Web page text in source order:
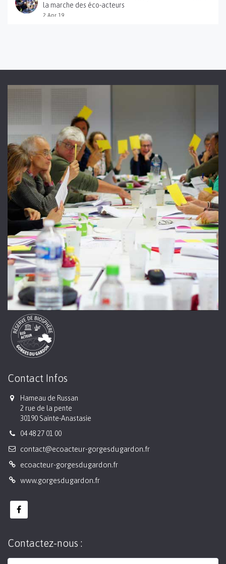
la marche des éco-acteurs
2 Apr 19
Contact Infos
Hameau de Russan
2 rue de la pente
30190 Sainte-Anastasie
04 48 27 01 00
contact@ecoacteur-gorgesdugardon.fr
ecoacteur-gorgesdugardon.fr
www.gorgesdugardon.fr
Contactez-nous :